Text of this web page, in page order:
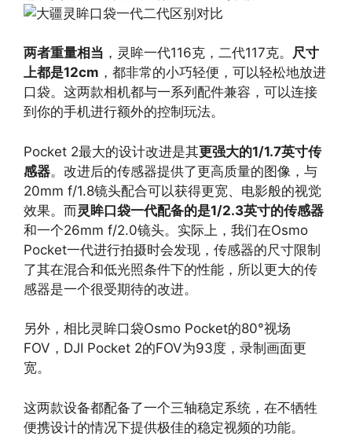
两者重量相当 ，灵眸一代116克，二代117克。 尺寸
上都是12cm ，都非常的小巧轻便，可以轻松地放进
口袋。这两款相机都与一系列配件兼容，可以连接
到你的手机进行额外的控制玩法。
Pocket 2最大的设计改进是其更强大的1/1.7英寸传
感器。改进后的传感器提供了更高质量的图像，与
20mm f/1.8镜头配合可以获得更宽、电影般的视觉
效果。而灵眸口袋一代配备的是1/2.3英寸的传感器
和一个26mm f/2.0镜头。实际上，我们在Osmo
Pocket一代进行拍摄时会发现，传感器的尺寸限制
了其在混合和低光照条件下的性能，所以更大的传
感器是一个很受期待的改进。
另外，相比灵眸口袋Osmo Pocket的80°视场
FOV，DJI Pocket 2的FOV为93度，录制画面更
宽。
这两款设备都配备了一个三轴稳定系统，在不牺牲
便携设计的情况下提供极佳的稳定视频的功能。